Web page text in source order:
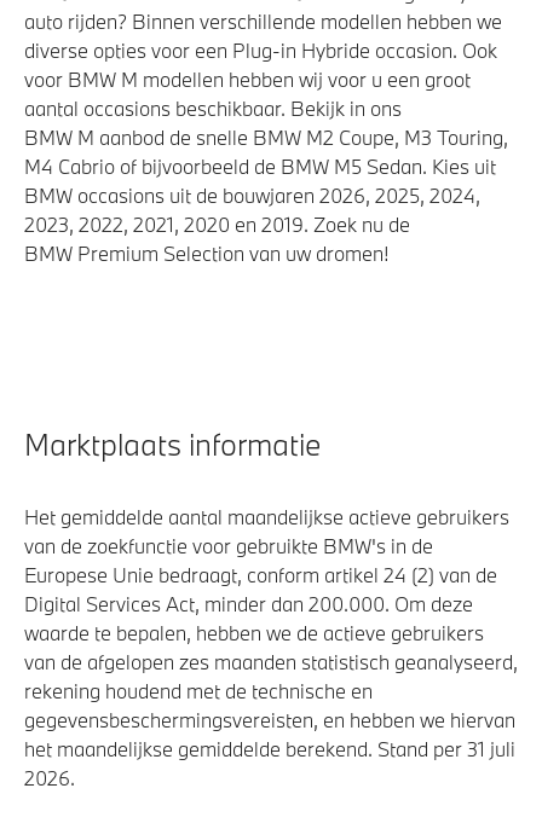
auto rijden? Binnen verschillende modellen hebben we
diverse opties voor een Plug-in Hybride occasion. Ook
voor BMW M modellen hebben wij voor u een groot
aantal occasions beschikbaar. Bekijk in ons
BMW M aanbod de snelle BMW M2 Coupe, M3 Touring,
M4 Cabrio of bijvoorbeeld de BMW M5 Sedan. Kies uit
BMW occasions uit de bouwjaren 2026, 2025, 2024,
2023, 2022, 2021, 2020 en 2019. Zoek nu de
BMW Premium Selection van uw dromen!
Marktplaats informatie
Het gemiddelde aantal maandelijkse actieve gebruikers
van de zoekfunctie voor gebruikte BMW's in de
Europese Unie bedraagt, conform artikel 24 (2) van de
Digital Services Act, minder dan 200.000. Om deze
waarde te bepalen, hebben we de actieve gebruikers
van de afgelopen zes maanden statistisch geanalyseerd,
rekening houdend met de technische en
gegevensbeschermingsvereisten, en hebben we hiervan
het maandelijkse gemiddelde berekend. Stand per 31 juli
2026.